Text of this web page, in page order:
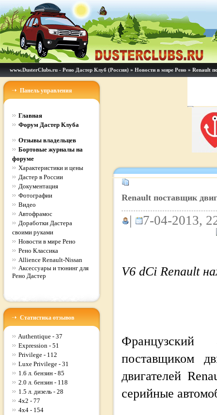
www.DusterClubs.ru - Рено Дастер Клуб (Россия) » Новости в мире Рено » Renault
Панель управления
Главная
Форум Дастер Клуба
Отзывы владельцев
Бортовые журналы на
форуме
Характеристики и цены
Дастер в России
Документация
Фотографии
Видео
Автофрамос
Доработки Дастера
своими руками
Новости в мире Рено
Рено Классика
Allience Renault-Nissan
Аксессуары и тюнинг для
Рено Дастер
Статистика отзывов
Authentique - 37
Expression - 51
Privilege - 112
Luxe Privilege - 31
1.6 л. бензин - 85
2.0 л. бензин - 118
1.5 л. дизель - 28
4x2 - 77
4x4 - 154
Renault поставщик
| 7-04-2013,
V6 dCi Renault
Французский
поставщиком
двигателей
серийные